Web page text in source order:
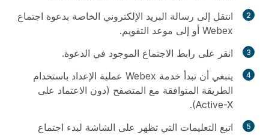
انتقل إلى رسالة البريد الإلكتروني الخاصة بدعوة اجتماع
Webex أو إلى موعد التقويم.
انقر على رابط الاجتماع الموجود في الدعوة.
ينبغي أن تبدأ خدمة Webex عملية الإعداد باستخدام
الطريقة المتوافقة مع المتصفح (دون الاعتماد على
Active-X).
اتبع التعليمات التي تظهر على الشاشة لبدء اجتماع